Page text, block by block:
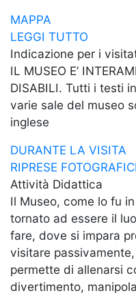
MAPPA
LEGGI TUTTO
Indicazione per i
IL MUSEO E’
DISABILI. Tutti i testi
varie sale del museo
inglese
DURANTE LA VISITA
RIPRESE
Attività Didattica
Il Museo, come lo fu
tornato ad essere il
fare, dove si impara
visitare
permette di allenarsi
divertimento,